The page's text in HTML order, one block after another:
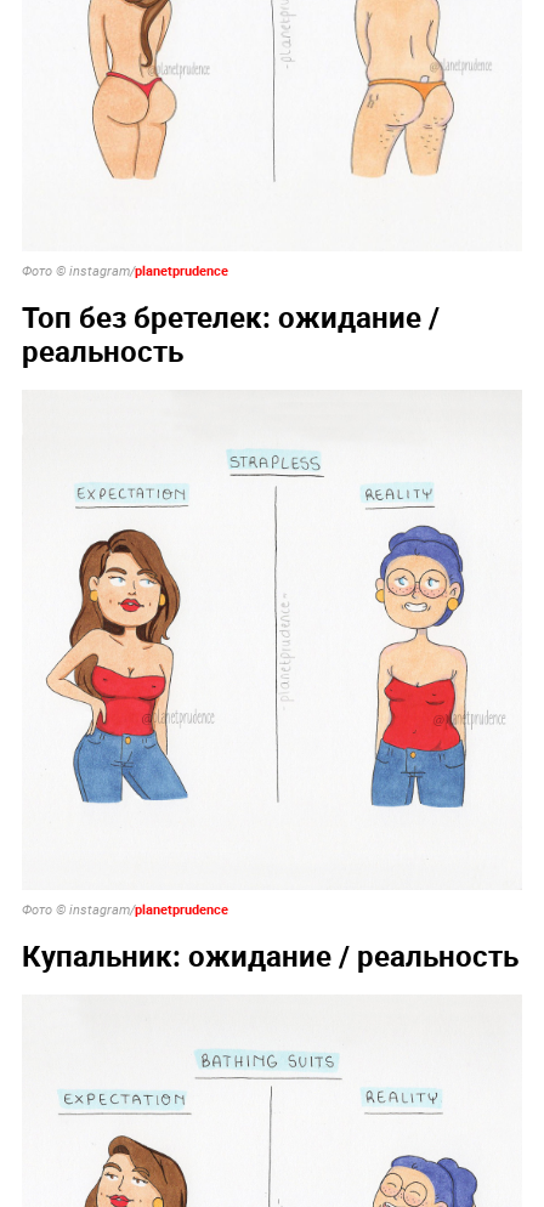
Фото © instagram/planetprudence
Топ без бретелек: ожидание /
реальность
Фото © instagram/planetprudence
Купальник: ожидание / реальность